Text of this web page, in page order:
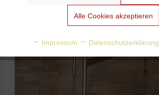
Personalisierung
Alle Cookies akzeptieren
Impressum Datenschutzerklärung